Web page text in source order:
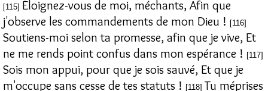
[115] Éloignez-vous de moi, méchants, Afin que
j'observe les commandements de mon Dieu ! [116]
Soutiens-moi selon ta promesse, afin que je vive, Et
ne me rends point confus dans mon espérance ! [117]
Sois mon appui, pour que je sois sauvé, Et que je
m'occupe sans cesse de tes statuts ! [118] Tu méprises